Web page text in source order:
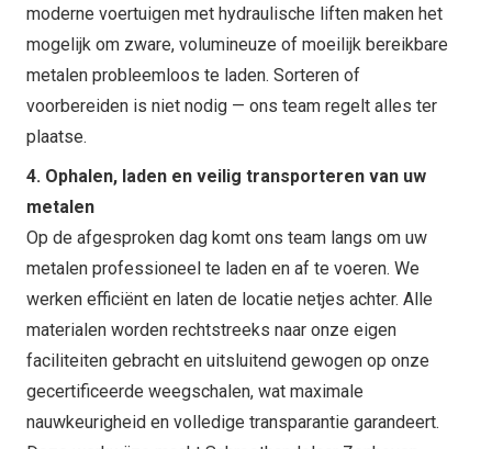
moderne voertuigen met hydraulische liften maken het
mogelijk om zware, volumineuze of moeilijk bereikbare
metalen probleemloos te laden. Sorteren of
voorbereiden is niet nodig — ons team regelt alles ter
plaatse.
4. Ophalen, laden en veilig transporteren van uw
metalen
Op de afgesproken dag komt ons team langs om uw
metalen professioneel te laden en af te voeren. We
werken efficiënt en laten de locatie netjes achter. Alle
materialen worden rechtstreeks naar onze eigen
faciliteiten gebracht en uitsluitend gewogen op onze
gecertificeerde weegschalen, wat maximale
nauwkeurigheid en volledige transparantie garandeert.